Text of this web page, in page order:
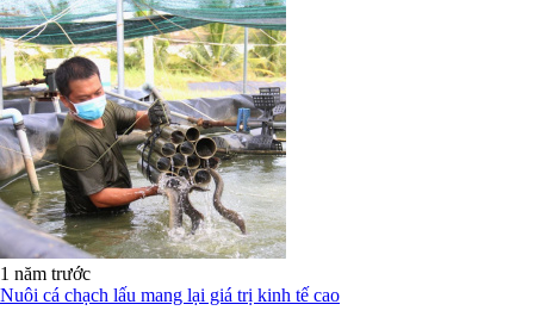
1 năm trước
Nuôi cá chạch lấu mang lại giá trị kinh tế cao